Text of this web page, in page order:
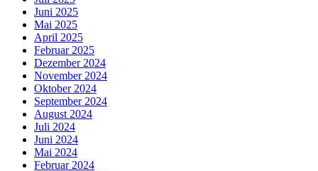
Juni 2025
Mai 2025
April 2025
Februar 2025
Dezember 2024
November 2024
Oktober 2024
September 2024
August 2024
Juli 2024
Juni 2024
Mai 2024
Februar 2024